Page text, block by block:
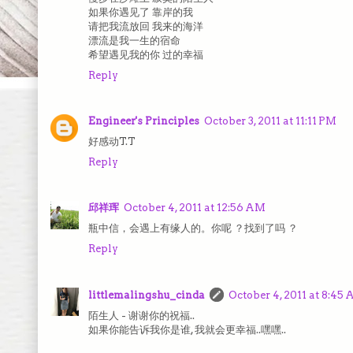
如果你遇见了 靠岸的我
请把我流放回 我来的海洋
漂流是我一生的宿命
希望遇见我的你 过的幸福
Reply
Engineer's Principles October 3, 2011 at 11:11 PM
好感动T.T
Reply
邱祥珲 October 4, 2011 at 12:56 AM
瓶中信，会遇上有缘人的。你呢 ？找到了吗 ？
Reply
littlemalingshu_cinda
October 4, 2011 at 8:45
陌生人 - 谢谢你的祝福..
如果你能告诉我你是谁, 我就会更幸福..嘿嘿..